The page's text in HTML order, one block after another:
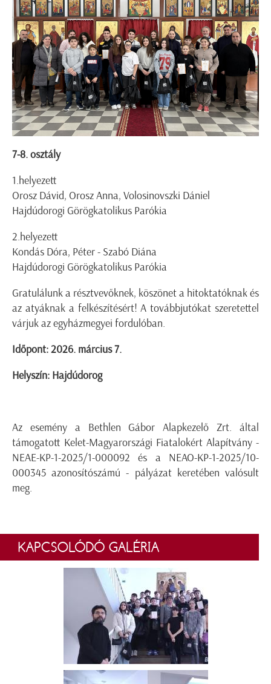
7-8. osztály
1.helyezett
Orosz Dávid, Orosz Anna, Volosinovszki Dániel
Hajdúdorogi Görögkatolikus Parókia
2.helyezett
Kondás Dóra, Péter - Szabó Diána
Hajdúdorogi Görögkatolikus Parókia
Gratulálunk a résztvevőknek, köszönet a hitoktatóknak és
az atyáknak a felkészítésért! A továbbjutókat szeretettel
várjuk az egyházmegyei fordulóban.
Időpont: 2026. március 7.
Helyszín: Hajdúdorog
Az esemény a Bethlen Gábor Alapkezelő Zrt. által
támogatott Kelet-Magyarországi Fiatalokért Alapítvány -
NEAE-KP-1-2025/1-000092 és a NEAO-KP-1-2025/10-
000345 azonosítószámú - pályázat keretében valósult
meg.
KAPCSOLÓDÓ GALÉRIA